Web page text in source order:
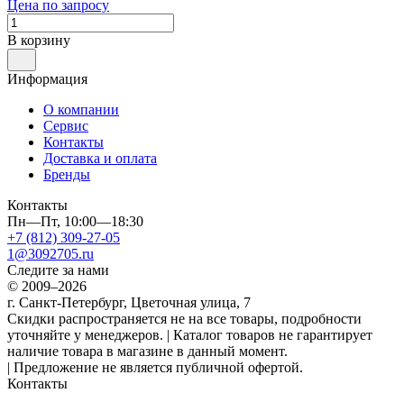
Цена по запросу
В корзину
Информация
О компании
Сервис
Контакты
Доставка и оплата
Бренды
Контакты
Пн—Пт, 10:00—18:30
+7 (812) 309-27-05
1@3092705.ru
Следите за нами
© 2009–2026
г. Санкт-Петербург, Цветочная улица, 7
Скидки распространяется не на все товары, подробности
уточняйте у менеджеров. | Каталог товаров не гарантирует
наличие товара в магазине в данный момент.
| Предложение не является публичной офертой.
Контакты